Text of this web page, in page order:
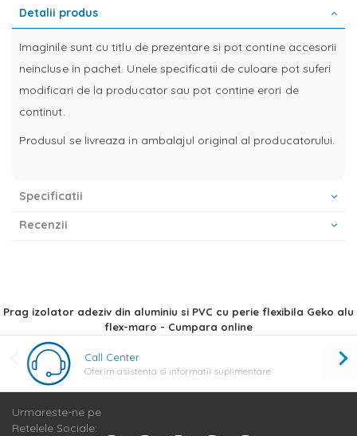
Detalii produs
Imaginile sunt cu titlu de prezentare si pot contine accesorii
neincluse in pachet. Unele specificatii de culoare pot suferi
modificari de la producator sau pot contine erori de
continut.
Produsul se livreaza in ambalajul original al producatorului.
Specificatii
Recenzii
Prag izolator adeziv din aluminiu si PVC cu perie flexibila Geko alu
flex-maro - Cumpara online
Call Center
Oferim asistenta si informatii suplimentare
Urmareste-ne pe
Retelele Sociale: